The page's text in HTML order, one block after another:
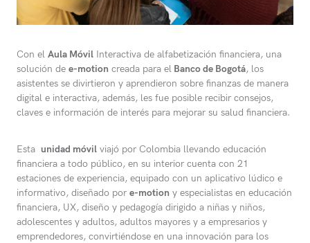
Con el Aula Móvil Interactiva de alfabetización financiera, una
solución de e-motion creada para el Banco de Bogotá, los
asistentes se divirtieron y aprendieron sobre finanzas de manera
digital e interactiva, además, les fue posible recibir consejos,
claves e información de interés para mejorar su salud financiera.
Esta unidad móvil viajó por Colombia llevando educación
financiera a todo público, en su interior cuenta con 21
estaciones de experiencia, equipado con un aplicativo lúdico e
informativo, diseñado por e-motion y especialistas en educación
financiera, UX, diseño y pedagogía dirigido a niñas y niños,
adolescentes y adultos, adultos mayores y a empresarios y
emprendedores, convirtiéndose en una innovación para los